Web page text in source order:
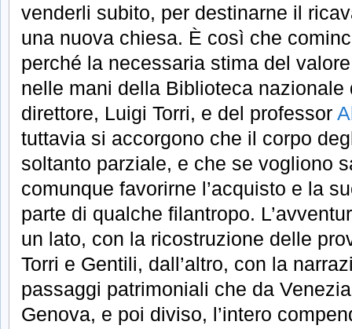
venderli subito, per destinarne il
una nuova chiesa. È così che
perché la necessaria stima del
nelle mani della Biblioteca nazionale
direttore, Luigi Torri, e del professor
tuttavia si accorgono che il corpo
soltanto parziale, e che se vogliono
comunque favorirne l’acquisto e la
parte di qualche filantropo.
un lato, con la ricostruzione delle
Torri e Gentili, dall’altro, con la
passaggi patrimoniali che da
Genova, e poi diviso, l’intero